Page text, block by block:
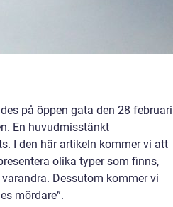
på öppen gata den 28 februari
En huvudmisstänkt
I den här artikeln kommer vi att
olika typer som finns,
Dessutom kommer vi
mördare”.